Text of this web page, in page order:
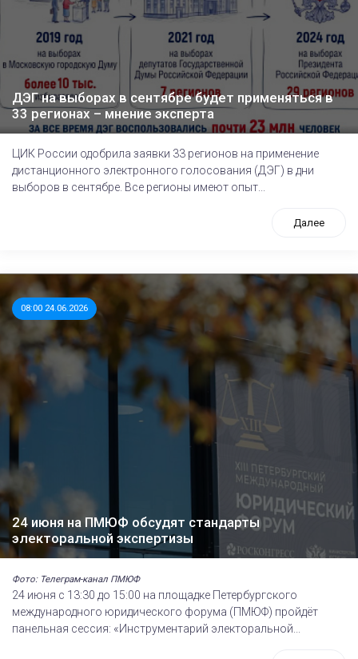
ДЭГ на выборах в сентябре будет применяться в
33 регионах – мнение эксперта
ЦИК России одобрила заявки 33 регионов на применение
дистанционного электронного голосования (ДЭГ) в дни
выборов в сентябре. Все регионы имеют опыт...
Далее
08:00 24.06.2026
24 июня на ПМЮФ обсудят стандарты
электоральной экспертизы
Фото: Телеграм-канал ПМЮФ
24 июня с 13:30 до 15:00 на площадке Петербургского
международного юридического форума (ПМЮФ) пройдёт
панельная сессия: «Инструментарий электоральной...